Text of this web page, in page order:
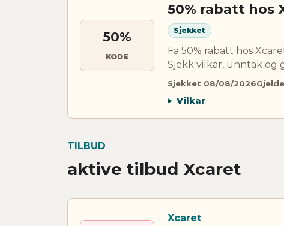
50%
KODE
50% rabatt hos
Sjekket
Fa 50% rabatt hos
Sjekk vilkar, unntak og
Sjekket 08/08/2026
Vilkar
TILBUD
aktive tilbud Xcaret
Xcaret